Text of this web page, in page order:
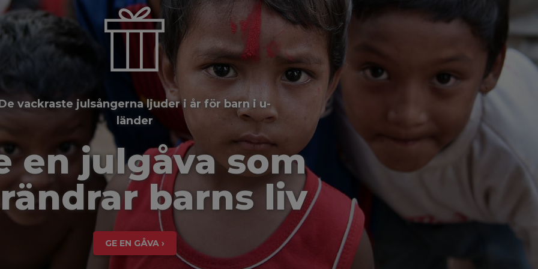
vackraste julsångerna ljuder i år för barn i u-
länder
en julgåva som
barns liv
GE EN GÅVA ›